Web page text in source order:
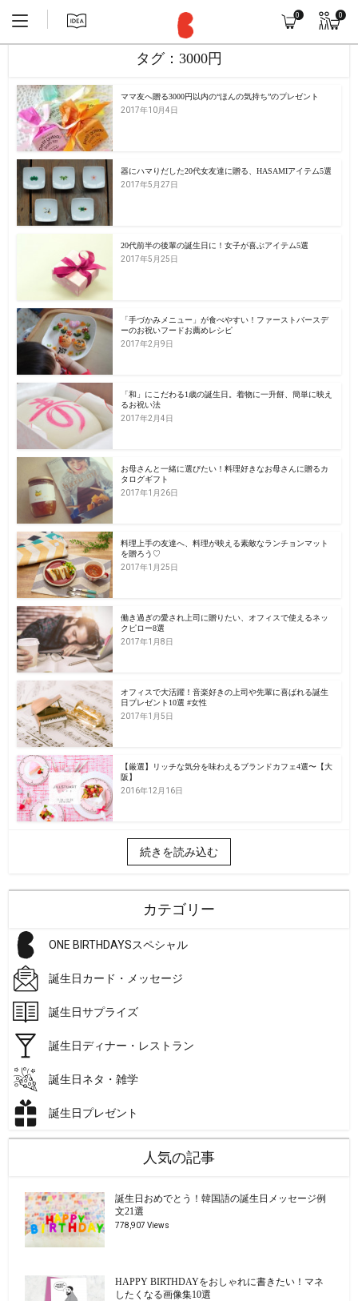
0 0
タグ：3000円
ママ友へ贈る3000円以内の“ほんの気持ち”のプレゼント
2017年10月4日
器にハマりだした20代女友達に贈る、HASAMIアイテム5選
2017年5月27日
20代前半の後輩の誕生日に！女子が喜ぶアイテム5選
2017年5月25日
「手づかみメニュー」が食べやすい！ファーストバースデ
ーのお祝いフードお薦めレシピ
2017年2月9日
「和」にこだわる1歳の誕生日。着物に一升餅、簡単に映え
るお祝い法
2017年2月4日
お母さんと一緒に選びたい！料理好きなお母さんに贈るカ
タログギフト
2017年1月26日
料理上手の友達へ、料理が映える素敵なランチョンマット
を贈ろう♡
2017年1月25日
働き過ぎの愛され上司に贈りたい、オフィスで使えるネッ
クピロー8選
2017年1月8日
オフィスで大活躍！音楽好きの上司や先輩に喜ばれる誕生
日プレゼント10選 #女性
2017年1月5日
【厳選】リッチな気分を味わえるブランドカフェ4選〜【大
阪】
2016年12月16日
続きを読み込む
カテゴリー
ONE BIRTHDAYSスペシャル
誕生日カード・メッセージ
誕生日サプライズ
誕生日ディナー・レストラン
誕生日ネタ・雑学
誕生日プレゼント
人気の記事
誕生日おめでとう！韓国語の誕生日メッセージ例
文21選
778,907 Views
HAPPY BIRTHDAYをおしゃれに書きたい！マネ
したくなる画像集10選